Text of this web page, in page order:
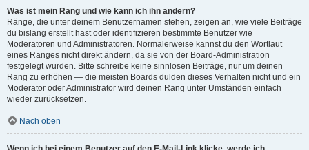
Was ist mein Rang und wie kann ich ihn ändern?
Ränge, die unter deinem Benutzernamen stehen, zeigen an, wie viele Beiträge
du bislang erstellt hast oder identifizieren bestimmte Benutzer wie
Moderatoren und Administratoren. Normalerweise kannst du den Wortlaut
eines Ranges nicht direkt ändern, da sie von der Board-Administration
festgelegt wurden. Bitte schreibe keine sinnlosen Beiträge, nur um deinen
Rang zu erhöhen — die meisten Boards dulden dieses Verhalten nicht und ein
Moderator oder Administrator wird deinen Rang unter Umständen einfach
wieder zurücksetzen.
Nach oben